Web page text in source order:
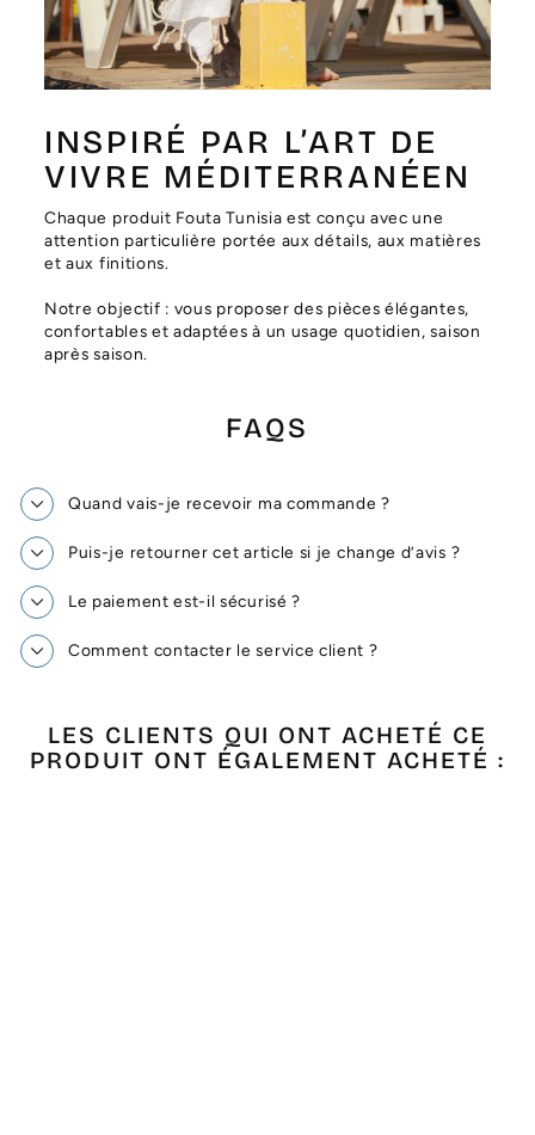
INSPIRÉ PAR L’ART DE
VIVRE MÉDITERRANÉEN
Chaque produit Fouta Tunisia est conçu avec une
attention particulière portée aux détails, aux matières
et aux finitions.
Notre objectif : vous proposer des pièces élégantes,
confortables et adaptées à un usage quotidien, saison
après saison.
FAQS
Quand vais-je recevoir ma commande ?
Puis-je retourner cet article si je change d’avis ?
Le paiement est-il sécurisé ?
Comment contacter le service client ?
LES CLIENTS QUI ONT ACHETÉ CE
PRODUIT ONT ÉGALEMENT ACHETÉ :